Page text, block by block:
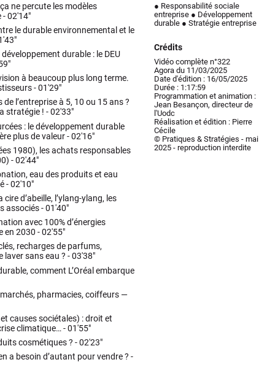
ne percute les modèles
-02'14"
le durable environnemental et le
durable : le DEU
à beaucoup plus long terme.
-01'29"
l’entreprise à 5, 10 ou 15 ans ?
stratégie ! -02'33"
: le développement durable
plus de valeur -02'16"
1980), les achats responsables
-02'44"
eau des produits et eau
-02'10"
d’abeille, l’ylang-ylang, les
associés -01'40"
avec 100% d’énergies
en 2030 -02'55"
recharges de parfums,
laver sans eau ? -03'38"
comment L’Oréal embarque
pharmacies, coiffeurs —
et causes sociétales) : droit et
climatique… -01'55"
cosmétiques ? -02'23"
a besoin d’autant pour vendre ? -
● Responsabilité sociale
entreprise ● Développement
durable ● Stratégie entreprise
Crédits
Vidéo complète n°322
Agora du 11/03/2025
Date d'édition : 16/05/2025
Durée : 1:17:59
Programmation et animation :
Jean Besançon, directeur de
l'Uodc
Réalisation et édition : Pierre
Cécile
© Pratiques & Stratégies - mai
2025 - reproduction interdite